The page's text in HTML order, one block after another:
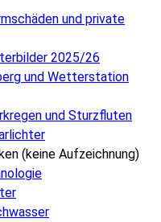
und private
2025/26
und Wetterstation
und Sturzfluten
(keine Aufzeichnung)